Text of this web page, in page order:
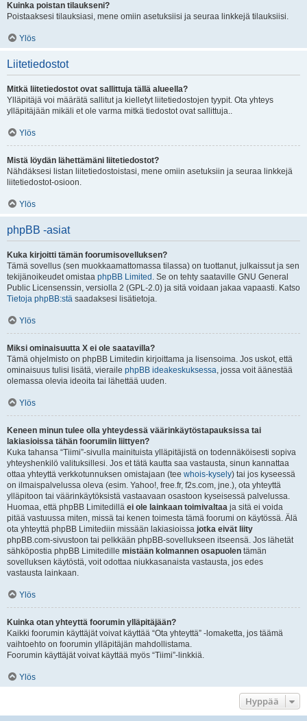
Kuinka poistan tilaukseni?
Poistaaksesi tilauksiasi, mene omiin asetuksiisi ja seuraa linkkejä tilauksiisi.
Ylös
Liitetiedostot
Mitkä liitetiedostot ovat sallittuja tällä alueella?
Ylläpitäjä voi määrätä sallitut ja kielletyt liitetiedostojen tyypit. Ota yhteys
ylläpitäjään mikäli et ole varma mitkä tiedostot ovat sallittuja..
Ylös
Mistä löydän lähettämäni liitetiedostot?
Nähdäksesi listan liitetiedostoistasi, mene omiin asetuksiin ja seuraa linkkejä
liitetiedostot-osioon.
Ylös
phpBB -asiat
Kuka kirjoitti tämän foorumisovelluksen?
Tämä sovellus (sen muokkaamattomassa tilassa) on tuottanut, julkaissut ja sen
tekijänoikeudet omistaa phpBB Limited . Se on tehty saataville GNU General
Public Licensenssin, versiolla 2 (GPL-2.0) ja sitä voidaan jakaa vapaasti. Katso
Tietoja phpBB:stä saadaksesi lisätietoja.
Ylös
Miksi ominaisuutta X ei ole saatavilla?
Tämä ohjelmisto on phpBB Limitedin kirjoittama ja lisensoima. Jos uskot, että
ominaisuus tulisi lisätä, vieraile phpBB ideakeskuksessa, jossa voit äänestää
olemassa olevia ideoita tai lähettää uuden.
Ylös
Keneen minun tulee olla yhteydessä väärinkäytöstapauksissa tai
lakiasioissa tähän foorumiin liittyen?
Kuka tahansa “Tiimi”-sivulla mainituista ylläpitäjistä on todennäköisesti sopiva
yhteyshenkilö valituksillesi. Jos et tätä kautta saa vastausta, sinun kannattaa
ottaa yhteyttä verkkotunnuksen omistajaan (tee whois-kysely) tai jos kyseessä
on ilmaispalvelussa oleva (esim. Yahoo!, free.fr, f2s.com, jne.), ota yhteyttä
ylläpitoon tai väärinkäytöksistä vastaavaan osastoon kyseisessä palvelussa.
Huomaa, että phpBB Limitedillä ei ole lainkaan toimivaltaa ja sitä ei voida
pitää vastuussa miten, missä tai kenen toimesta tämä foorumi on käytössä. Älä
ota yhteyttä phpBB Limitediin missään lakiasioissa jotka eivät liity
phpBB.com-sivustoon tai pelkkään phpBB-sovellukseen itseensä. Jos lähetät
sähköpostia phpBB Limitedille mistään kolmannen osapuolen tämän
sovelluksen käytöstä, voit odottaa niukkasanaista vastausta, jos edes
vastausta lainkaan.
Ylös
Kuinka otan yhteyttä foorumin ylläpitäjään?
Kaikki foorumin käyttäjät voivat käyttää “Ota yhteyttä” -lomaketta, jos täämä
vaihtoehto on foorumin ylläpitäjän mahdollistama.
Foorumin käyttäjät voivat käyttää myös “Tiimi”-linkkiä.
Ylös
Hyppää